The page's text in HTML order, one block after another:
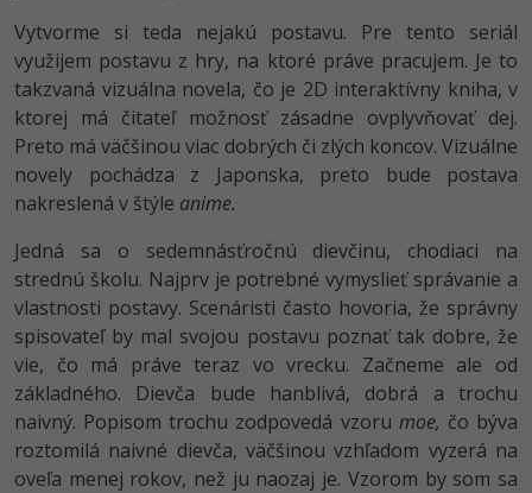
Vytvorme si teda nejakú postavu. Pre tento seriál
využijem postavu z hry, na ktoré práve pracujem. Je to
takzvaná vizuálna novela, čo je 2D interaktívny kniha, v
ktorej má čitateľ možnosť zásadne ovplyvňovať dej.
Preto má väčšinou viac dobrých či zlých koncov. Vizuálne
novely pochádza z Japonska, preto bude postava
nakreslená v štýle anime.
Jedná sa o sedemnásťročnú dievčinu, chodiaci na
strednú školu. Najprv je potrebné vymyslieť správanie a
vlastnosti postavy. Scenáristi často hovoria, že správny
spisovateľ by mal svojou postavu poznať tak dobre, že
vie, čo má práve teraz vo vrecku. Začneme ale od
základného. Dievča bude hanblivá, dobrá a trochu
naivný. Popisom trochu zodpovedá vzoru moe, čo býva
roztomilá naivné dievča, väčšinou vzhľadom vyzerá na
oveľa menej rokov, než ju naozaj je. Vzorom by som sa